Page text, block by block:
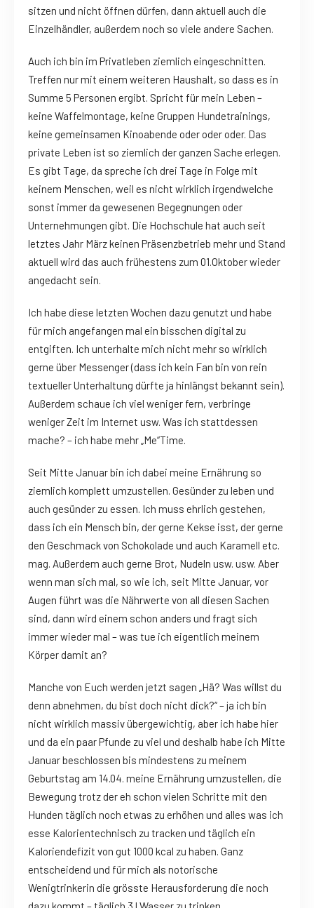
sitzen und nicht öffnen dürfen, dann aktuell auch die
Einzelhändler, außerdem noch so viele andere Sachen.
Auch ich bin im Privatleben ziemlich eingeschnitten.
Treffen nur mit einem weiteren Haushalt, so dass es in
Summe 5 Personen ergibt. Spricht für mein Leben –
keine Waffelmontage, keine Gruppen Hundetrainings,
keine gemeinsamen Kinoabende oder oder oder. Das
private Leben ist so ziemlich der ganzen Sache erlegen.
Es gibt Tage, da spreche ich drei Tage in Folge mit
keinem Menschen, weil es nicht wirklich irgendwelche
sonst immer da gewesenen Begegnungen oder
Unternehmungen gibt. Die Hochschule hat auch seit
letztes Jahr März keinen Präsenzbetrieb mehr und Stand
aktuell wird das auch frühestens zum 01.Oktober wieder
angedacht sein.
Ich habe diese letzten Wochen dazu genutzt und habe
für mich angefangen mal ein bisschen digital zu
entgiften. Ich unterhalte mich nicht mehr so wirklich
gerne über Messenger (dass ich kein Fan bin von rein
textueller Unterhaltung dürfte ja hinlängst bekannt sein).
Außerdem schaue ich viel weniger fern, verbringe
weniger Zeit im Internet usw. Was ich stattdessen
mache? – ich habe mehr „Me“Time.
Seit Mitte Januar bin ich dabei meine Ernährung so
ziemlich komplett umzustellen. Gesünder zu leben und
auch gesünder zu essen. Ich muss ehrlich gestehen,
dass ich ein Mensch bin, der gerne Kekse isst, der gerne
den Geschmack von Schokolade und auch Karamell etc.
mag. Außerdem auch gerne Brot, Nudeln usw. usw. Aber
wenn man sich mal, so wie ich, seit Mitte Januar, vor
Augen führt was die Nährwerte von all diesen Sachen
sind, dann wird einem schon anders und fragt sich
immer wieder mal – was tue ich eigentlich meinem
Körper damit an?
Manche von Euch werden jetzt sagen „Hä? Was willst du
denn abnehmen, du bist doch nicht dick?“ – ja ich bin
nicht wirklich massiv übergewichtig, aber ich habe hier
und da ein paar Pfunde zu viel und deshalb habe ich Mitte
Januar beschlossen bis mindestens zu meinem
Geburtstag am 14.04. meine Ernährung umzustellen, die
Bewegung trotz der eh schon vielen Schritte mit den
Hunden täglich noch etwas zu erhöhen und alles was ich
esse Kalorientechnisch zu tracken und täglich ein
Kaloriendefizit von gut 1000 kcal zu haben. Ganz
entscheidend und für mich als notorische
Wenigtrinkerin die grösste Herausforderung die noch